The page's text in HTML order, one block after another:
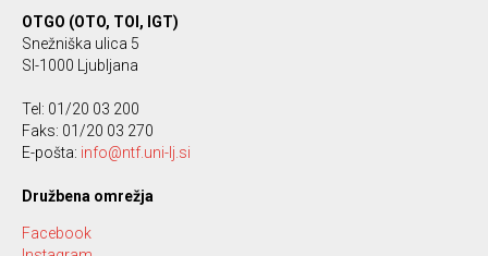
OTGO (OTO, TOI, IGT)
Snežniška ulica 5
SI-1000 Ljubljana
Tel: 01/20 03 200
Faks: 01/20 03 270
E-pošta: info@ntf.uni-lj.si
Družbena omrežja
Facebook